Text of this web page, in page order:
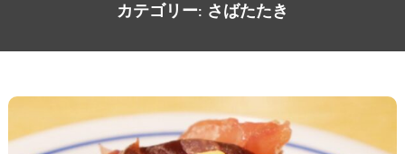
カテゴリー: さばたたき